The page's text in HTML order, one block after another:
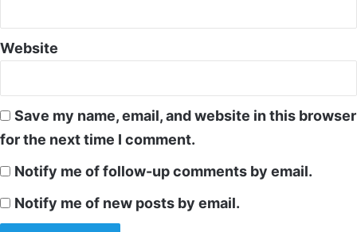
Website
Save my name, email, and website in this browser
for the next time I comment.
Notify me of follow-up comments by email.
Notify me of new posts by email.